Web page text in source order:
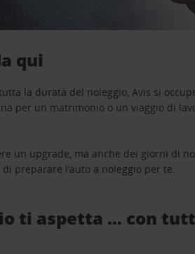
qui
la durata del noleggio, Avis si
per un matrimonio o un viaggio di
un upgrade, ma anche dei giorni di
preparare l’auto a noleggio per te.
ti aspetta … con